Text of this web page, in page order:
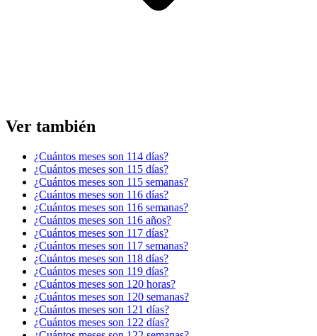
Ver también
¿Cuántos meses son 114 días?
¿Cuántos meses son 115 días?
¿Cuántos meses son 115 semanas?
¿Cuántos meses son 116 días?
¿Cuántos meses son 116 semanas?
¿Cuántos meses son 116 años?
¿Cuántos meses son 117 días?
¿Cuántos meses son 117 semanas?
¿Cuántos meses son 118 días?
¿Cuántos meses son 119 días?
¿Cuántos meses son 120 horas?
¿Cuántos meses son 120 semanas?
¿Cuántos meses son 121 días?
¿Cuántos meses son 122 días?